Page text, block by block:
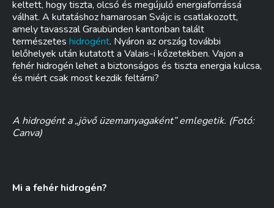
keltett, hogy tiszta, olcsó és megújuló energiaforrássá
válhat. A kutatáshoz hamarosan Svájc is csatlakozott,
amely tavasszal Graubünden kantonban talált
természetes hidrogént. Nyáron az ország további
lelőhelyek után kutatott a Valais-i kőzetekben. Vajon a
fehér hidrogén lehet a biztonságos és tiszta energia kulcsa,
és miért csak most kezdik feltárni?
A hidrogént a „jövő üzemanyagaként” emlegetik. (Fotó:
Canva)
Mi a fehér hidrogén?